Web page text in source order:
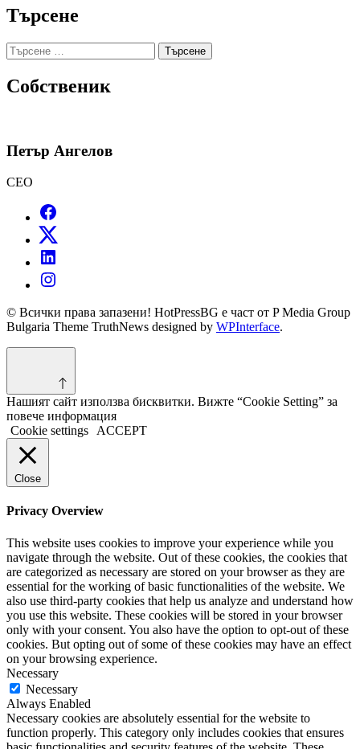
Търсене
Търсене
за:
Собственик
Петър Ангелов
CEO
© Всички права запазени! HotPressBG е част от P Media Group
Bulgaria Theme TruthNews designed by WPInterface.
Нашият сайт използва бисквитки. Вижте “Cookie Setting” за
повече информация
Cookie settings
ACCEPT
Close
Privacy Overview
This website uses cookies to improve your experience while you
navigate through the website. Out of these cookies, the cookies that
are categorized as necessary are stored on your browser as they are
essential for the working of basic functionalities of the website. We
also use third-party cookies that help us analyze and understand how
you use this website. These cookies will be stored in your browser
only with your consent. You also have the option to opt-out of these
cookies. But opting out of some of these cookies may have an effect
on your browsing experience.
Necessary
Necessary
Always Enabled
Necessary cookies are absolutely essential for the website to
function properly. This category only includes cookies that ensures